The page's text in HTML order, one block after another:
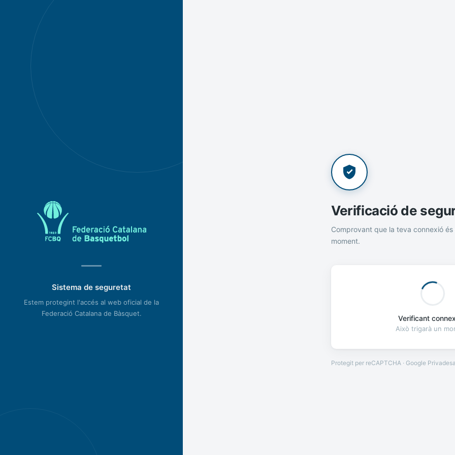
Sistema de seguretat
Estem protegint l'accés al web oficial de la
Federació Catalana de Bàsquet.
Verificació de
Comprovant que la teva connexió és
moment.
Verificant
Això trigarà un
Protegit per reCAPTCHA · Google Privadesa